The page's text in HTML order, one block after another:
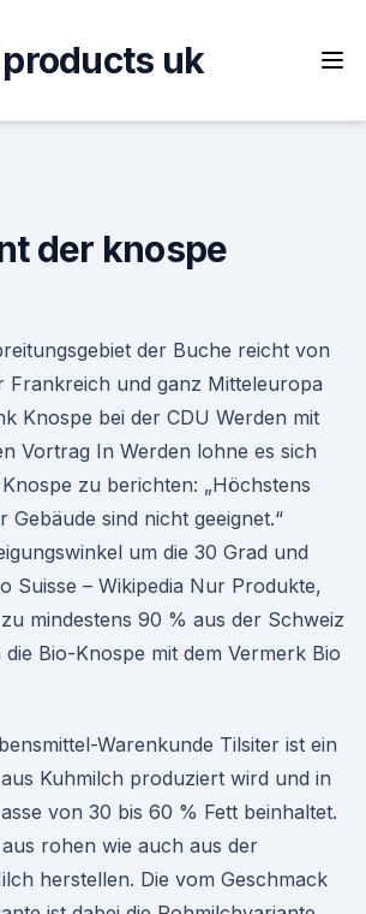
uk
der knospe
der Buche reicht von
Frankreich und ganz Mitteleuropa
Knospe bei der CDU Werden mit
Vortrag In Werden lohne es sich
zu berichten: „Höchstens
Gebäude sind nicht geeignet.“
um die 30 Grad und
Suisse – Wikipedia Nur Produkte,
mindestens 90 % aus der Schweiz
Bio-Knospe mit dem Vermerk Bio
Warenkunde Tilsiter ist ein
Kuhmilch produziert wird und in
von 30 bis 60 % Fett beinhaltet.
rohen wie auch aus der
herstellen. Die vom Geschmack